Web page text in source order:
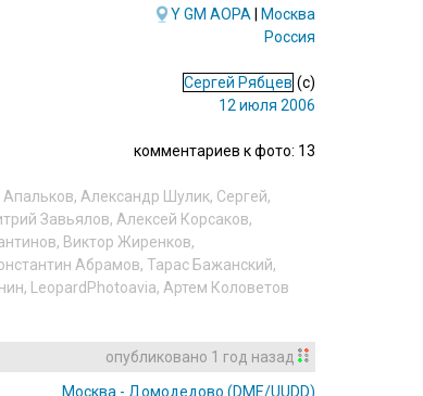
YGM AOPA
Москва
Россия
Сергей Рябцев (c)
12 июля 2006
комментариев к фото: 13
, Александр Шулик, Сергей,
Завьялов, Алексей Корсаков,
, Виктор Жиренков,
Абрамов, Тарас Бажанский,
, LeopardPhotoavia, Артем Коловетов
опубликовано 1 год назад
Москва - Домодедово (DME/UUDD)